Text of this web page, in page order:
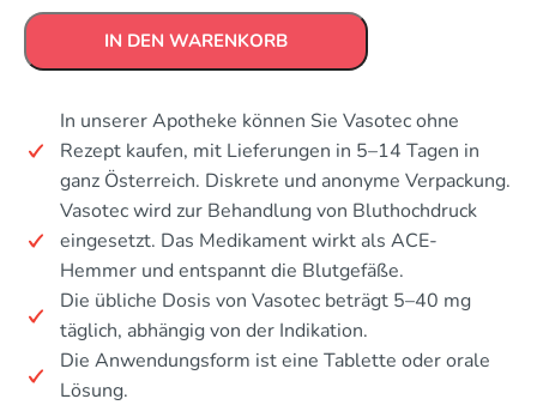
IN DEN WARENKORB
In unserer Apotheke können Sie Vasotec ohne
Rezept kaufen, mit Lieferungen in 5–14 Tagen in
ganz Österreich. Diskrete und anonyme Verpackung.
Vasotec wird zur Behandlung von Bluthochdruck
eingesetzt. Das Medikament wirkt als ACE-
Hemmer und entspannt die Blutgefäße.
Die übliche Dosis von Vasotec beträgt 5–40 mg
täglich, abhängig von der Indikation.
Die Anwendungsform ist eine Tablette oder orale
Lösung.